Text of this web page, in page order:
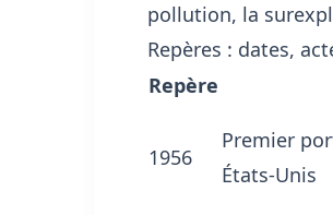
pollution, la
Repères : dates,
Repère
1956
Premier
États-Unis